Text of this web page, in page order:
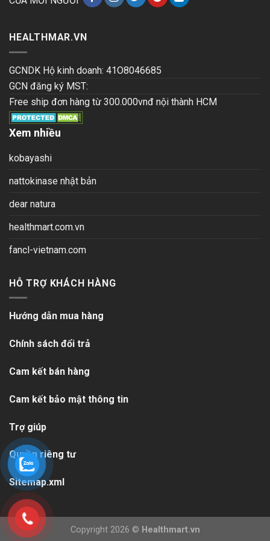
HEALTHMAR.VN
GCNDK Hộ kinh doanh: 41O8046685
GCN đăng ký MST:
Free ship đơn hàng từ 300.000vnđ nội thành HCM
Xem nhiều
kobayashi
nattokinase nhật bản
dear natura
healthmart.com.vn
fancl-vietnam.com
HỖ TRỢ KHÁCH HÀNG
Hướng dẫn mua hàng
Chính sách đổi trả
Cam kết bán hàng
Cam kết bảo mật thông tin
Trợ giúp
Quyền riêng tư
Sitemap.xml
Copyright 2026 © Healthmart.vn